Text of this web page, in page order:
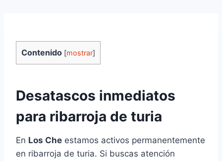
Contenido [mostrar]
Desatascos inmediatos
para ribarroja de turia
En Los Che estamos activos permanentemente
en ribarroja de turia. Si buscas atención